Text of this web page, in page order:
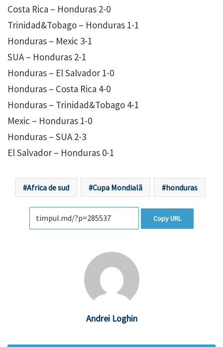
Costa Rica – Honduras 2-0
Trinidad&Tobago – Honduras 1-1
Honduras – Mexic 3-1
SUA – Honduras 2-1
Honduras – El Salvador 1-0
Honduras – Costa Rica 4-0
Honduras – Trinidad&Tobago 4-1
Mexic – Honduras 1-0
Honduras – SUA 2-3
El Salvador – Honduras 0-1
Africa de sud Cupa Mondială honduras
Copy URL
Andrei Loghin